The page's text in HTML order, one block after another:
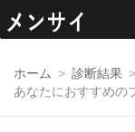
ホーム
診断結果
あなたにおすすめの